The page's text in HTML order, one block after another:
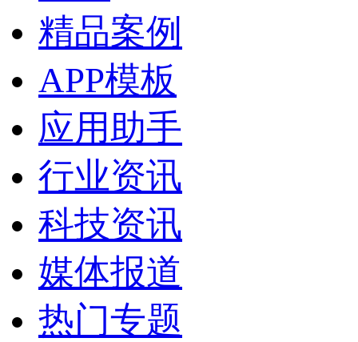
精品案例
APP模板
应用助手
行业资讯
科技资讯
媒体报道
热门专题